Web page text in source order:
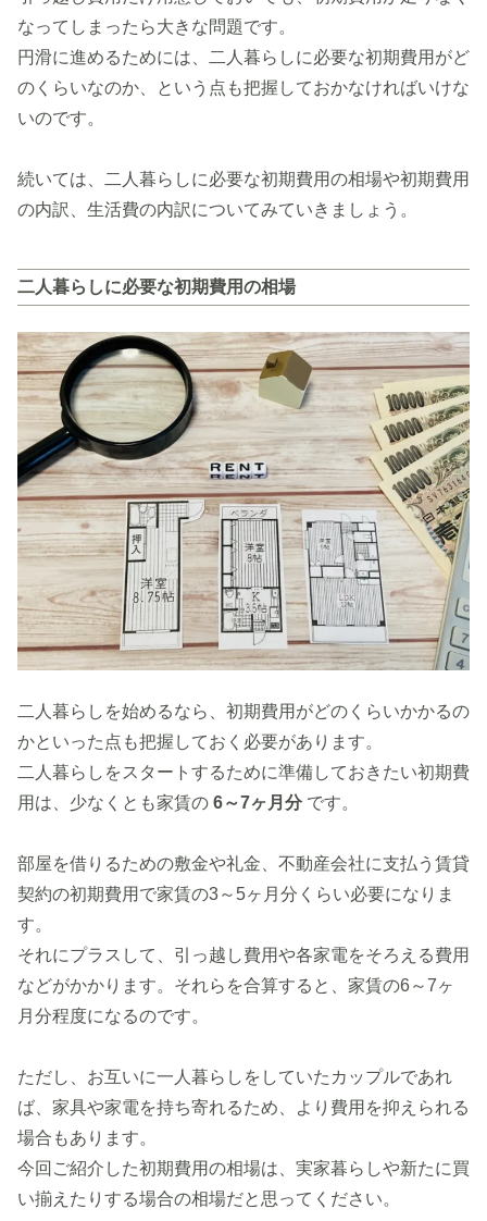
なってしまったら大きな問題です。
円滑に進めるためには、二人暮らしに必要な初期費用がど
のくらいなのか、という点も把握しておかなければいけな
いのです。
続いては、二人暮らしに必要な初期費用の相場や初期費用
の内訳、生活費の内訳についてみていきましょう。
二人暮らしに必要な初期費用の相場
二人暮らしを始めるなら、初期費用がどのくらいかかるの
かといった点も把握しておく必要があります。
二人暮らしをスタートするために準備しておきたい初期費
用は、少なくとも家賃の 6～7ヶ月分 です。
部屋を借りるための敷金や礼金、不動産会社に支払う賃貸
契約の初期費用で家賃の3～5ヶ月分くらい必要になりま
す。
それにプラスして、引っ越し費用や各家電をそろえる費用
などがかかります。それらを合算すると、家賃の6～7ヶ
月分程度になるのです。
ただし、お互いに一人暮らしをしていたカップルであれ
ば、家具や家電を持ち寄れるため、より費用を抑えられる
場合もあります。
今回ご紹介した初期費用の相場は、実家暮らしや新たに買
い揃えたりする場合の相場だと思ってください。